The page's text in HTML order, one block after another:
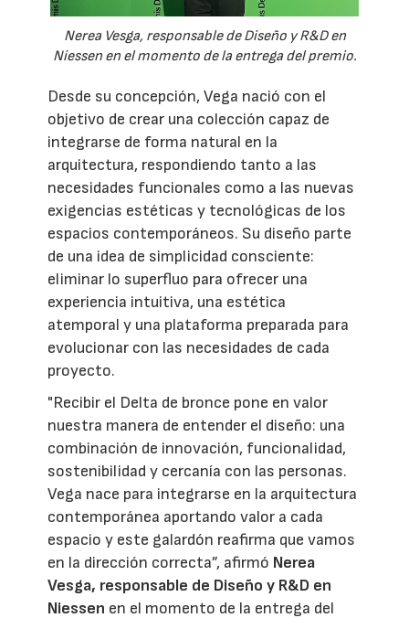
Nerea Vesga, responsable de Diseño y R&D en
Niessen en el momento de la entrega del premio.
Desde su concepción, Vega nació con el
objetivo de crear una colección capaz de
integrarse de forma natural en la
arquitectura, respondiendo tanto a las
necesidades funcionales como a las nuevas
exigencias estéticas y tecnológicas de los
espacios contemporáneos. Su diseño parte
de una idea de simplicidad consciente:
eliminar lo superfluo para ofrecer una
experiencia intuitiva, una estética
atemporal y una plataforma preparada para
evolucionar con las necesidades de cada
proyecto.
"Recibir el Delta de bronce pone en valor
nuestra manera de entender el diseño: una
combinación de innovación, funcionalidad,
sostenibilidad y cercanía con las personas.
Vega nace para integrarse en la arquitectura
contemporánea aportando valor a cada
espacio y este galardón reafirma que vamos
en la dirección correcta”, afirmó Nerea
Vesga, responsable de Diseño y R&D en
Niessen en el momento de la entrega del